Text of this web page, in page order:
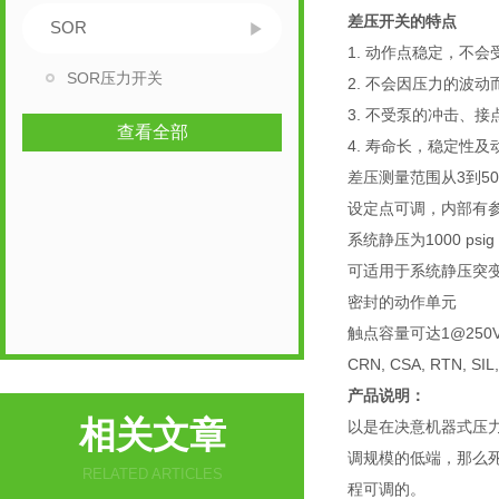
SOR
SOR压力开关
查看全部
相关文章
RELATED ARTICLES
差压开关的特点
1. 动作点稳定，不会
2. 不会因压力的波动
3. 不受泵的冲击、接
4. 寿命长，稳定性及
差压测量范围从3到
设定点可调，内部有
系统静压为1000 psig
可适用于系统静压突
密封的动作单元
触点容量可达
CRN, CSA, RTN,
产品说明：
以是在决意机器式压
调规模的低端，那么
程可调的。